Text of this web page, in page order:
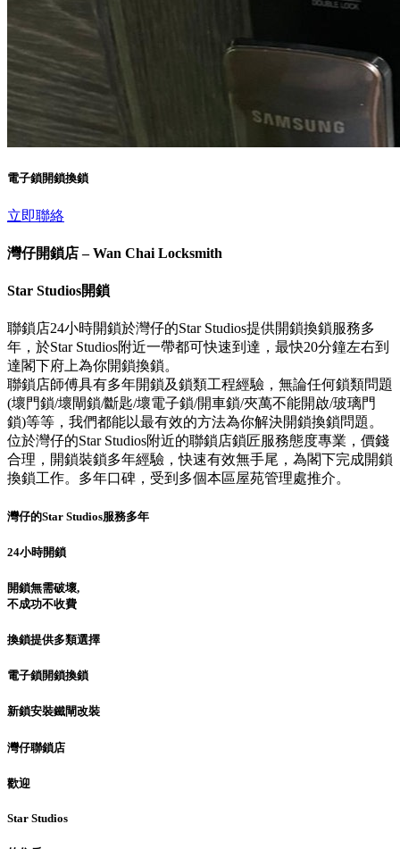
電子鎖開鎖換鎖
立即聯絡
灣仔開鎖店 – Wan Chai Locksmith
Star Studios開鎖
聯鎖店24小時開鎖於灣仔的Star Studios提供開鎖換鎖服務多
年，於Star Studios附近一帶都可快速到達，最快20分鐘左右到
達閣下府上為你開鎖換鎖。
聯鎖店師傅具有多年開鎖及鎖類工程經驗，無論任何鎖類問題
(壞門鎖/壞閘鎖/斷匙/壞電子鎖/開車鎖/夾萬不能開啟/玻璃門
鎖)等等，我們都能以最有效的方法為你解決開鎖換鎖問題。
位於灣仔的Star Studios附近的聯鎖店鎖匠服務態度專業，價錢
合理，開鎖裝鎖多年經驗，快速有效無手尾，為閣下完成開鎖
換鎖工作。多年口碑，受到多個本區屋苑管理處推介。
灣仔的Star Studios服務多年
24小時開鎖
開鎖無需破壞,
不成功不收費
換鎖提供多類選擇
電子鎖開鎖換鎖
新鎖安裝鐵閘改裝
灣仔聯鎖店
歡迎
Star Studios